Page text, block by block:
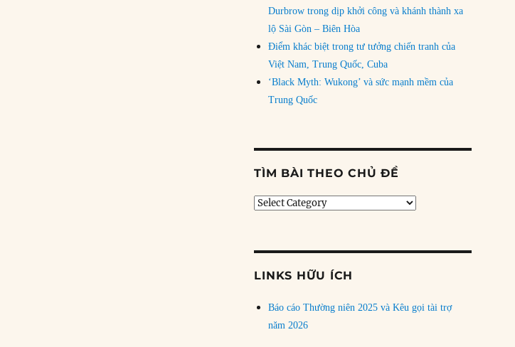
Durbrow trong dịp khởi công và khánh thành xa
lộ Sài Gòn – Biên Hòa
Điểm khác biệt trong tư tưởng chiến tranh của
Việt Nam, Trung Quốc, Cuba
‘Black Myth: Wukong’ và sức mạnh mềm của
Trung Quốc
TÌM BÀI THEO CHỦ ĐỀ
Tìm
LINKS HỮU ÍCH
Báo cáo Thường niên 2025 và Kêu gọi tài trợ
năm 2026